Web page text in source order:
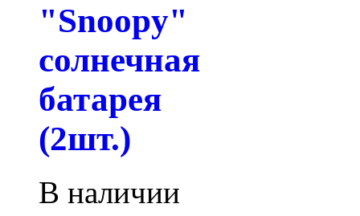
"Snoopy"
солнечная
батарея
(2шт.)
В наличии